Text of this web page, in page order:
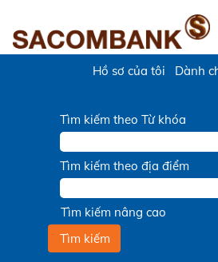
Hồ sơ của tôi Dành
Tìm kiếm theo Từ khóa
Tìm kiếm theo địa điểm
Tìm kiếm nâng cao